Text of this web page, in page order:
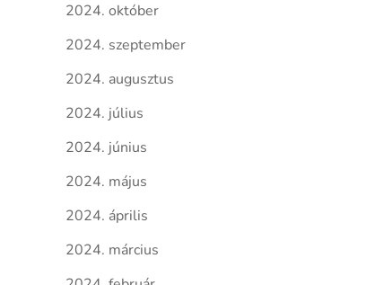
2024. október
2024. szeptember
2024. augusztus
2024. július
2024. június
2024. május
2024. április
2024. március